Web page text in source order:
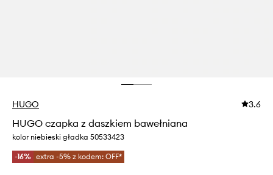
HUGO 3.6
HUGO czapka z daszkiem bawełniana
kolor niebieski gładka 50533423
-16% extra -5% z kodem: OFF*